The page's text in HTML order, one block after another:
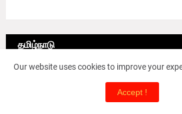
தமிழ்நாடு
Our website uses cookies to improve your
Accept !